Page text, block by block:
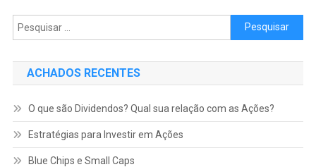
Pesquisar por:
ACHADOS RECENTES
O que são Dividendos? Qual sua relação com as Ações?
Estratégias para Investir em Ações
Blue Chips e Small Caps